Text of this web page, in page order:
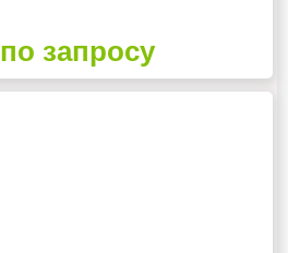
по запросу